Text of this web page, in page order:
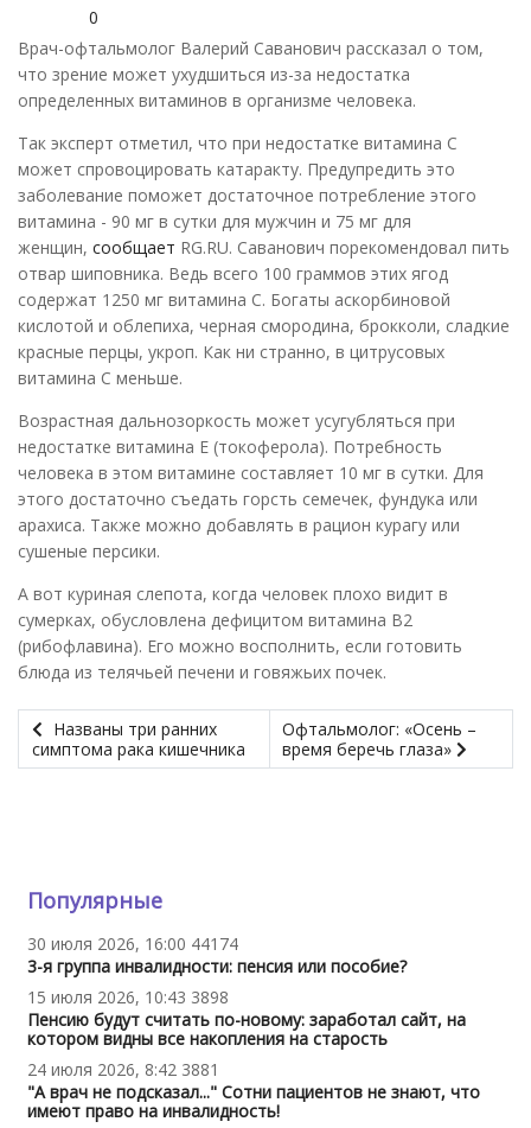
0
Врач-офтальмолог Валерий Саванович рассказал о том,
что зрение может ухудшиться из-за недостатка
определенных витаминов в организме человека.
Так эксперт отметил, что при недостатке витамина С
может спровоцировать катаракту. Предупредить это
заболевание поможет достаточное потребление этого
витамина - 90 мг в сутки для мужчин и 75 мг для
женщин, сообщает RG.RU. Саванович порекомендовал пить
отвар шиповника. Ведь всего 100 граммов этих ягод
содержат 1250 мг витамина С. Богаты аскорбиновой
кислотой и облепиха, черная смородина, брокколи, сладкие
красные перцы, укроп. Как ни странно, в цитрусовых
витамина С меньше.
Возрастная дальнозоркость может усугубляться при
недостатке витамина Е (токоферола). Потребность
человека в этом витамине составляет 10 мг в сутки. Для
этого достаточно съедать горсть семечек, фундука или
арахиса. Также можно добавлять в рацион курагу или
сушеные персики.
А вот куриная слепота, когда человек плохо видит в
сумерках, обусловлена дефицитом витамина В2
(рибофлавина). Его можно восполнить, если готовить
блюда из телячьей печени и говяжьих почек.
Названы три ранних
симптома рака кишечника
Офтальмолог: «Осень –
время беречь глаза»
Популярные
30 июля 2026, 16:00 44174
3-я группа инвалидности: пенсия или пособие?
15 июля 2026, 10:43 3898
Пенсию будут считать по-новому: заработал сайт, на
котором видны все накопления на старость
24 июля 2026, 8:42 3881
"А врач не подсказал..." Сотни пациентов не знают, что
имеют право на инвалидность!